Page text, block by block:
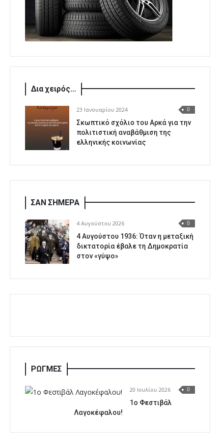
Δια χειρός...
23 Ιανουαρίου 2024 0
Σκωπτικό σχόλιο του Αρκά για την
πολιτιστική αναβάθμιση της
ελληνικής κοινωνίας
ΣΑΝ ΣΗΜΕΡΑ
4 Αυγούστου 2026 0
4 Αυγούστου 1936: Όταν η μεταξική
δικτατορία έβαλε τη Δημοκρατία
στον «γύψο»
ΡΩΓΜΕΣ
20 Ιουλίου 2026 0
1o Φεστιβάλ
Λαγοκέφαλου!